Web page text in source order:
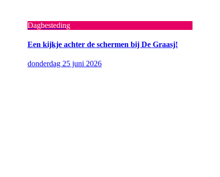
Dagbesteding
Een kijkje achter de schermen bij De Graasj!
donderdag 25 juni 2026